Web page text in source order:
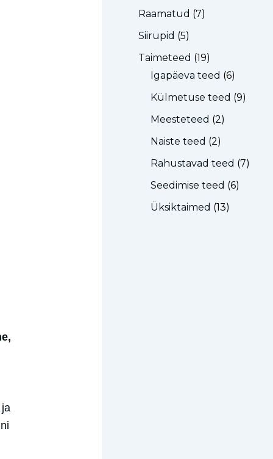
Raamatud (7)
Siirupid (5)
Taimeteed (19)
Igapäeva teed (6)
Külmetuse teed (9)
Meesteteed (2)
Naiste teed (2)
Rahustavad teed (7)
Seedimise teed (6)
Üksiktaimed (13)